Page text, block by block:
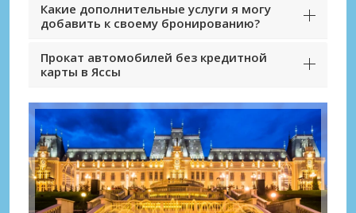
Какие дополнительные услуги я могу
добавить к своему бронированию?
Прокат автомобилей без кредитной
карты в Яссы